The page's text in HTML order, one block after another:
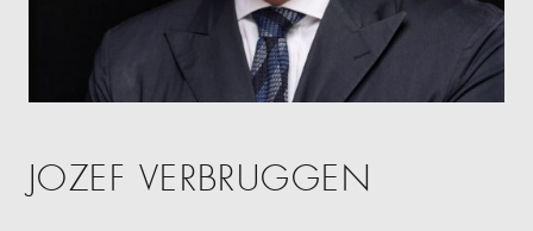
JOZEF VERBRUGGEN